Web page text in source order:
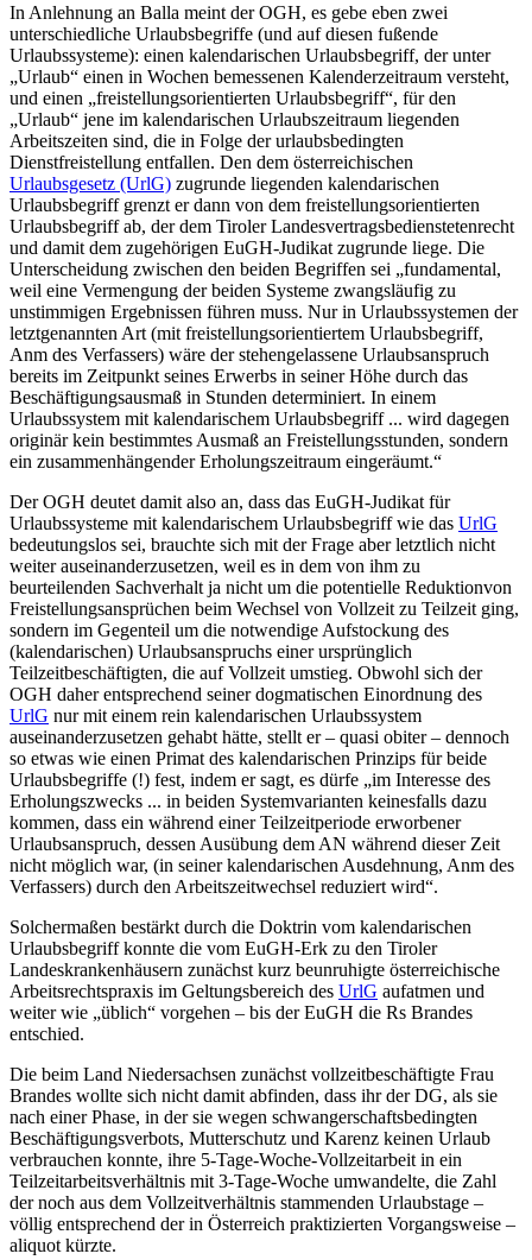
In Anlehnung an Balla meint der OGH, es gebe eben zwei
unterschiedliche Urlaubsbegriffe (und auf diesen fußende
Urlaubssysteme): einen kalendarischen Urlaubsbegriff, der unter
„Urlaub“ einen in Wochen bemessenen Kalenderzeitraum versteht,
und einen „freistellungsorientierten Urlaubsbegriff“, für den
„Urlaub“ jene im kalendarischen Urlaubszeitraum liegenden
Arbeitszeiten sind, die in Folge der urlaubsbedingten
Dienstfreistellung entfallen. Den dem österreichischen
Urlaubsgesetz (UrlG) zugrunde liegenden kalendarischen
Urlaubsbegriff grenzt er dann von dem freistellungsorientierten
Urlaubsbegriff ab, der dem TirolerLandesvertragsbedienstetenrecht
und damit dem zugehörigen EuGH-Judikat zugrunde liege. Die
Unterscheidung zwischen den beiden Begriffen sei „fundamental,
weil eine Vermengung der beiden Systeme zwangsläufig zu
unstimmigen Ergebnissen führen muss. Nur in Urlaubssystemen der
letztgenannten Art (mit freistellungsorientiertem Urlaubsbegriff,
Anm des Verfassers) wäre der stehengelassene Urlaubsanspruch
bereits im Zeitpunkt seines Erwerbs in seiner Höhe durch das
Beschäftigungsausmaß in Stunden determiniert. In einem
Urlaubssystem mit kalendarischem Urlaubsbegriff ... wird dagegen
originär kein bestimmtes Ausmaß an Freistellungsstunden, sondern
ein zusammenhängender Erholungszeitraum eingeräumt.“
Der OGH deutet damit also an, dass das EuGH-Judikat für
Urlaubssysteme mit kalendarischem Urlaubsbegriff wie das UrlG
bedeutungslos sei, brauchte sich mit der Frage aber letztlich nicht
weiter auseinanderzusetzen, weil es in dem von ihm zu
beurteilenden Sachverhalt ja nicht um die potentielle Reduktionvon
Freistellungsansprüchen beim Wechsel von Vollzeit zu Teilzeit ging,
sondern im Gegenteil um die notwendige Aufstockung des
(kalendarischen) Urlaubsanspruchs einer ursprünglich
Teilzeitbeschäftigten, die auf Vollzeit umstieg. Obwohl sich der
OGH daher entsprechend seiner dogmatischen Einordnung des
UrlG nur mit einem rein kalendarischen Urlaubssystem
auseinanderzusetzen gehabt hätte, stellt er – quasi obiter – dennoch
so etwas wie einen Primat des kalendarischen Prinzips für beide
Urlaubsbegriffe (!) fest, indem er sagt, es dürfe „im Interesse des
Erholungszwecks ... in beiden Systemvarianten keinesfalls dazu
kommen, dass ein während einer Teilzeitperiode erworbener
Urlaubsanspruch, dessen Ausübung dem AN während dieser Zeit
nicht möglich war, (in seiner kalendarischen Ausdehnung, Anm des
Verfassers) durch den Arbeitszeitwechsel reduziert wird“.
Solchermaßen bestärkt durch die Doktrin vom kalendarischen
Urlaubsbegriff konnte die vom EuGH-Erk zu den Tiroler
Landeskrankenhäusern zunächst kurz beunruhigte österreichische
Arbeitsrechtspraxis im Geltungsbereich des UrlG aufatmen und
weiter wie „üblich“ vorgehen – bis der EuGH die Rs Brandes
entschied.
Die beim Land Niedersachsen zunächst vollzeitbeschäftigte Frau
Brandes wollte sich nicht damit abfinden, dass ihr der DG, als sie
nach einer Phase, in der sie wegen schwangerschaftsbedingten
Beschäftigungsverbots, Mutterschutz und Karenz keinen Urlaub
verbrauchen konnte, ihre 5-Tage-Woche-Vollzeitarbeit in ein
Teilzeitarbeitsverhältnis mit 3-Tage-Woche umwandelte, die Zahl
der noch aus dem Vollzeitverhältnis stammenden Urlaubstage –
völlig entsprechend der in Österreich praktizierten Vorgangsweise –
aliquot kürzte.